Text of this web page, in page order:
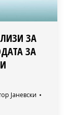
ЗА
ЗА
Јаневски